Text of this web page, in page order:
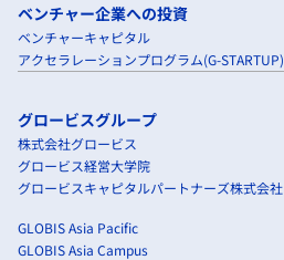
ベンチャー企業への投資
ベンチャーキャピタル
アクセラレーションプログラム(G-STARTUP)
グロービスグループ
株式会社グロービス
グロービス経営大学院
グロービスキャピタルパートナーズ株式会社
GLOBIS Asia Pacific
GLOBIS Asia Campus